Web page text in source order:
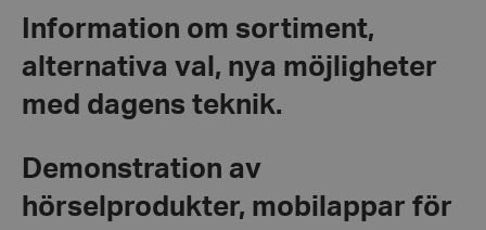
Information om sortiment,
alternativa val, nya möjligheter
med dagens teknik.
Demonstration av
hörselprodukter, mobilappar för